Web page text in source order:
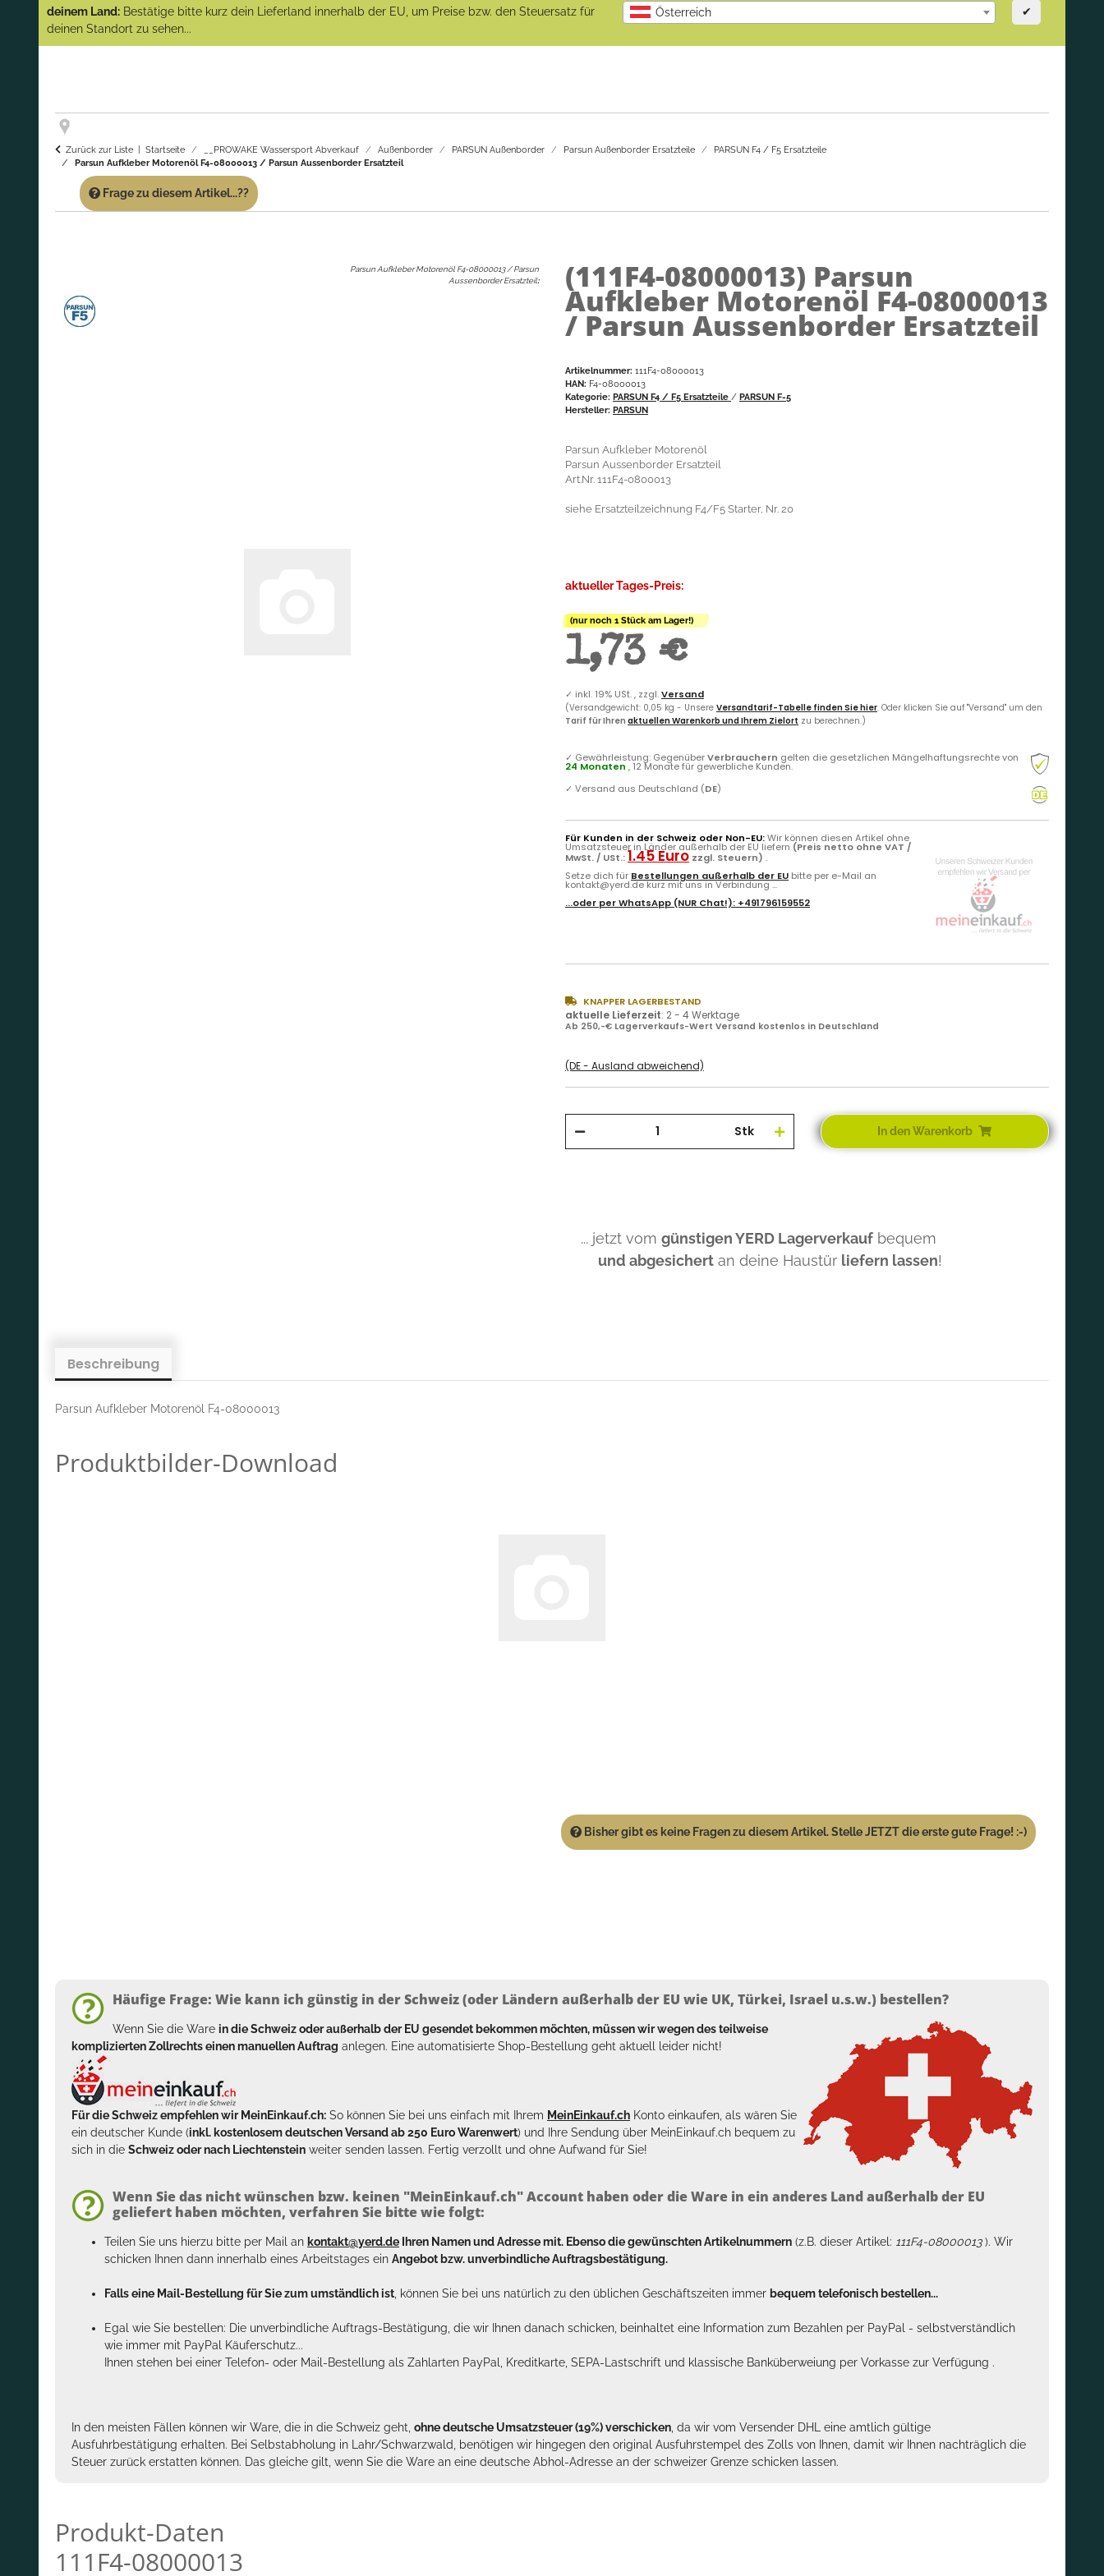
(Abverkauf)!
GARANTIE UND SERVICE:
deinem Land: Bestätige bitte kurz dein Lieferland innerhalb der EU, um Preise bzw. den Steuersatz für
deinen Standort zu sehen...
Österreich ✔
Zurück zur Liste Startseite __PROWAKE Wassersport Abverkauf Außenborder PARSUN Außenborder Parsun Außenborder Ersatzteile
PARSUN F4 / F5 Ersatzteile
Parsun Aufkleber Motorenöl F4-08000013 / Parsun Aussenborder Ersatzteil
Frage zu diesem Artikel...??
Parsun Aufkleber Motorenöl F4-08000013 / Parsun
Aussenborder Ersatzteil: (111F4-08000013) Parsun
Aufkleber Motorenöl F4-08000013
/ Parsun Aussenborder Ersatzteil
Artikelnummer: 111F4-08000013
HAN: F4-08000013
Kategorie: PARSUN F4 / F5 Ersatzteile / PARSUN F-5
Hersteller: PARSUN
Parsun Aufkleber Motorenöl
Parsun Aussenborder Ersatzteil
Art.Nr. 111F4-0800013
siehe Ersatzteilzeichnung F4/F5 Starter, Nr. 20
aktueller Tages-Preis:
(nur noch 1 Stück am Lager!)
1,73 €
✓ inkl. 19% USt. , zzgl.Versand
(Versandgewicht: 0,05 kg - Unsere Versandtarif-Tabelle finden Sie hier. Oder klicken Sie auf "Versand" um den
Tarif für Ihren aktuellen Warenkorb und Ihrem Zielort zu berechnen.)
✓ Gewährleistung: GegenüberVerbrauchern gelten die gesetzlichen Mängelhaftungsrechte von
24 Monaten , 12 Monate für gewerbliche Kunden.
✓ Versand aus Deutschland (DE)
Für Kunden in der Schweiz oder Non-EU:Wir können diesen Artikel ohne
Umsatzsteuer in Länder außerhalb der EU liefern (Preis netto ohne VAT /
MwSt. / USt.:1.45 Euro zzgl. Steuern) .
Setze dich für Bestellungen außerhalb der EU bitte per e-Mail an
kontakt@yerd.de kurz mit uns in Verbindung ...
...oder perWhatsApp (NUR Chat!): +491796159552
KNAPPER LAGERBESTAND
aktuelle Lieferzeit: 2 - 4 Werktage
Ab 250,-€ Lagerverkaufs-Wert Versand kostenlos in Deutschland
(DE - Ausland abweichend)
Stk In den Warenkorb
... jetzt vom günstigen YERD Lagerverkauf bequem
und abgesichert an deine Haustür liefern lassen!
Beschreibung
Parsun Aufkleber Motorenöl F4-08000013
Produktbilder-Download
Bisher gibt es keine Fragen zu diesem Artikel. Stelle JETZT die erste gute Frage! :-)
Häufige Frage: Wie kann ich günstig in der Schweiz (oder Ländern außerhalb der EU wie UK, Türkei, Israel u.s.w.) bestellen?
Wenn Sie die Ware in die Schweiz oder außerhalb der EU gesendet bekommen möchten, müssen wir wegen des teilweise
komplizierten Zollrechts einen manuellen Auftrag anlegen. Eine automatisierte Shop-Bestellung geht aktuell leider nicht!
Für die Schweiz empfehlen wir MeinEinkauf.ch: So können Sie bei uns einfach mit Ihrem MeinEinkauf.ch Konto einkaufen, als wären Sie
ein deutscher Kunde (inkl. kostenlosem deutschen Versand ab 250 Euro Warenwert) und Ihre Sendung über MeinEinkauf.ch bequem zu
sich in die Schweiz oder nach Liechtenstein weiter senden lassen. Fertig verzollt und ohne Aufwand für Sie!
Wenn Sie das nicht wünschen bzw. keinen "MeinEinkauf.ch" Account haben oder die Ware in ein anderes Land außerhalb der EU
geliefert haben möchten, verfahren Sie bitte wie folgt:
Teilen Sie uns hierzu bitte per Mail an kontakt@yerd.de Ihren Namen und Adresse mit. Ebenso die gewünschten Artikelnummern (z.B. dieser Artikel: 111F4-08000013). Wir
schicken Ihnen dann innerhalb eines Arbeitstages ein Angebot bzw. unverbindliche Auftragsbestätigung.
Falls eine Mail-Bestellung für Sie zum umständlich ist , können Sie bei uns natürlich zu den üblichen Geschäftszeiten immer bequem telefonisch bestellen...
Egal wie Sie bestellen: Die unverbindliche Auftrags-Bestätigung, die wir Ihnen danach schicken, beinhaltet eine Information zum Bezahlen per PayPal - selbstverständlich
wie immer mit PayPal Käuferschutz...
Ihnen stehen bei einer Telefon- oder Mail-Bestellung als Zahlarten PayPal, Kreditkarte, SEPA-Lastschrift und klassische Banküberweiung per Vorkasse zur Verfügung .
In den meisten Fällen können wir Ware, die in die Schweiz geht, ohne deutsche Umsatzsteuer (19%) verschicken , da wir vom Versender DHL eine amtlich gültige
Ausfuhrbestätigung erhalten. Bei Selbstabholung in Lahr/Schwarzwald, benötigen wir hingegen den original Ausfuhrstempel des Zolls von Ihnen, damit wir Ihnen nachträglich die
Steuer zurück erstatten können. Das gleiche gilt, wenn Sie die Ware an eine deutsche Abhol-Adresse an der schweizer Grenze schicken lassen.
Produkt-Daten
111F4-08000013